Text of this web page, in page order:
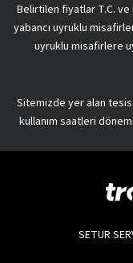
Belirtilen fiyatlar T.C. ve
yabancı uyruklu
uyruklu misafirlere
Sitemizde yer alan
kullanım saatleri
SETUR